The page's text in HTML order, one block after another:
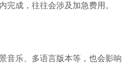
完成，往往会涉及加急费用。
音乐、多语言版本等，也会影响